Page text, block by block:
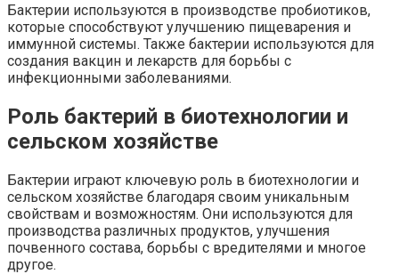
Бактерии используются в производстве пробиотиков,
которые способствуют улучшению пищеварения и
иммунной системы. Также бактерии используются для
создания вакцин и лекарств для борьбы с
инфекционными заболеваниями.
Роль бактерий в биотехнологии и
сельском хозяйстве
Бактерии играют ключевую роль в биотехнологии и
сельском хозяйстве благодаря своим уникальным
свойствам и возможностям. Они используются для
производства различных продуктов, улучшения
почвенного состава, борьбы с вредителями и многое
другое.